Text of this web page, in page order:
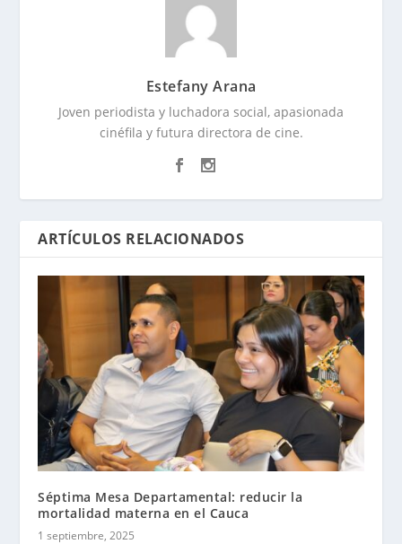
Estefany Arana
Joven periodista y luchadora social, apasionada
cinéfila y futura directora de cine.
ARTÍCULOS RELACIONADOS
Séptima Mesa Departamental: reducir la
mortalidad materna en el Cauca
1 septiembre, 2025